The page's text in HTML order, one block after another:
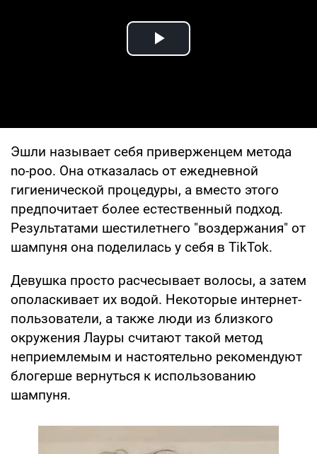
Play Video
Эшли называет себя приверженцем метода
no-poo. Она отказалась от ежедневной
гигиенической процедуры, а вместо этого
предпочитает более естественный подход.
Результатами шестилетнего "воздержания" от
шампуня она поделилась у себя в TikTok.
Девушка просто расчесывает волосы, а затем
ополаскивает их водой. Некоторые интернет-
пользователи, а также люди из близкого
окружения Лауры считают такой метод
неприемлемым и настоятельно рекомендуют
блогерше вернуться к использованию
шампуня.